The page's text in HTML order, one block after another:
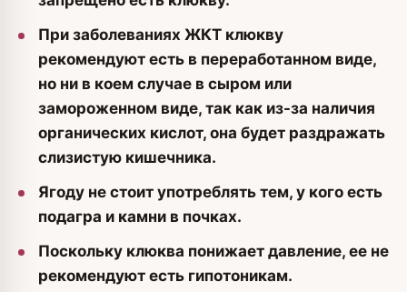
При заболеваниях ЖКТ клюкву
рекомендуют есть в переработанном виде,
но ни в коем случае в сыром или
замороженном виде, так как из-за наличия
органических кислот, она будет раздражать
слизистую кишечника.
Ягоду не стоит употреблять тем, у кого есть
подагра и камни в почках.
Поскольку клюква понижает давление, ее не
рекомендуют есть гипотоникам.